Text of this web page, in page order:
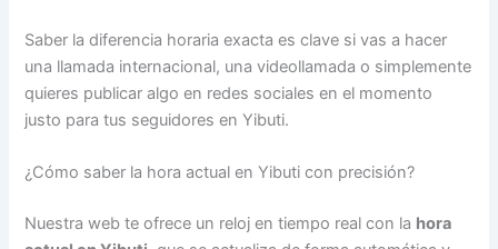
Saber la diferencia horaria exacta es clave si vas a hacer
una llamada internacional, una videollamada o simplemente
quieres publicar algo en redes sociales en el momento
justo para tus seguidores en Yibuti.
¿Cómo saber la hora actual en Yibuti con precisión?
Nuestra web te ofrece un reloj en tiempo real con la hora